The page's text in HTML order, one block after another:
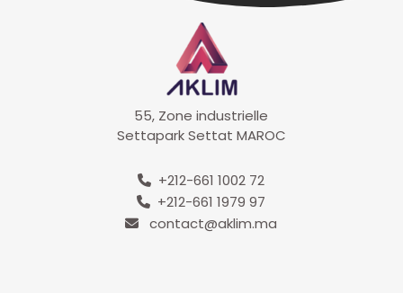
55, Zone industrielle
Settapark Settat MAROC
+212-661 1002 72
+212-661 1979 97
contact@aklim.ma